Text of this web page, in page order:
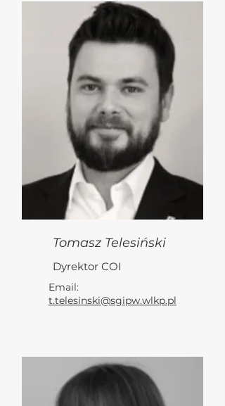
Tomasz Telesiński
Dyrektor COI
Email:
t.telesinski@sgipw.wlkp.pl